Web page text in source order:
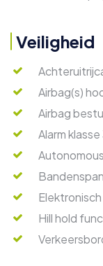
Veiligheid
Airbag(s)
Airbag
Alarm klasse
Hill hold